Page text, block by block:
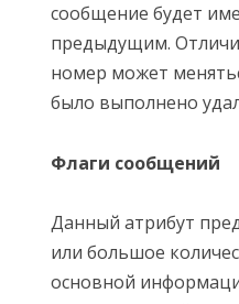
сообщение будет
предыдущим.
номер может
было выполнено
Флаги сообщений
Данный атрибут
или большое
основной